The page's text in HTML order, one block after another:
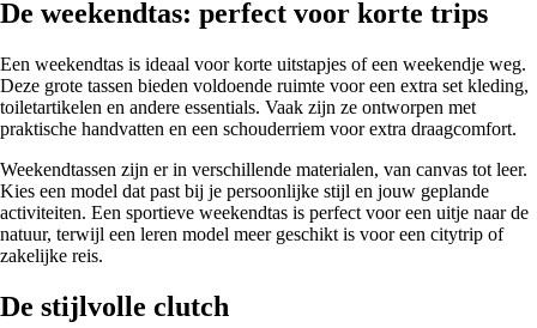
De weekendtas: perfect voor korte trips
Een weekendtas is ideaal voor korte uitstapjes of een weekendje weg.
Deze grote tassen bieden voldoende ruimte voor een extra set kleding,
toiletartikelen en andere essentials. Vaak zijn ze ontworpen met
praktische handvatten en een schouderriem voor extra draagcomfort.
Weekendtassen zijn er in verschillende materialen, van canvas tot leer.
Kies een model dat past bij je persoonlijke stijl en jouw geplande
activiteiten. Een sportieve weekendtas is perfect voor een uitje naar de
natuur, terwijl een leren model meer geschikt is voor een citytrip of
zakelijke reis.
De stijlvolle clutch